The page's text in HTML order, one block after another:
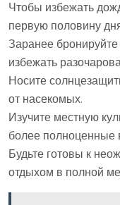
Чтобы избежать
первую половину
Заранее
избежать
Носите
от насекомых.
Изучите местную
более полноценные
Будьте готовы к
отдыхом в полной